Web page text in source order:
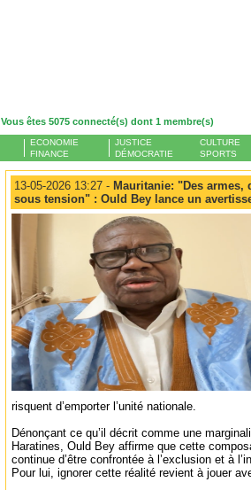
Vous êtes 5075 connecté(s) dont 1 membre(s)
ECONOMIE
FINANCE
JUSTICE
DÉMOCRATIE
CULTURE
SPORTS
13-05-2026 13:27 - Mauritanie: "Des armes,
sous tension" : Ould Bey lance un
risquent d’emporter l’unité nationale.
Dénonçant ce qu’il décrit comme une
Haratines, Ould Bey affirme que cette
continue d’être confrontée à l’exclusion et à
Pour lui, ignorer cette réalité revient à jouer